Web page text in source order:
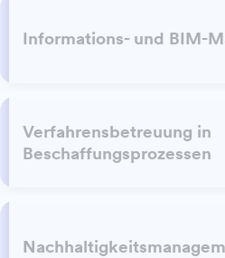
Informations- und BIM-
Verfahrensbetreuung in
Beschaffungsprozessen